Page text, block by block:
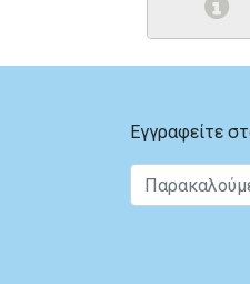
Εγγραφείτε